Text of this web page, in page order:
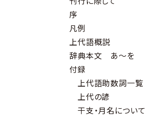
序
凡例
上代語概説
辞典本文 あ～を
付録
上代語助数詞一覧
上代の諺
干支・月名について